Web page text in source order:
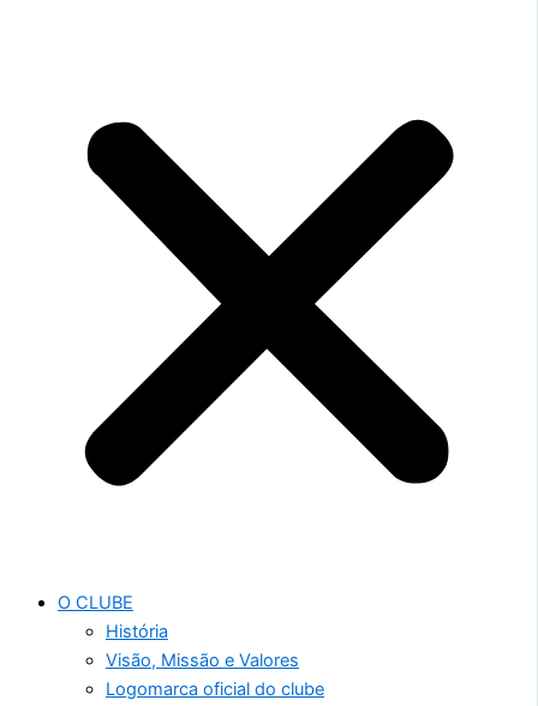
O CLUBE
História
Visão, Missão e Valores
Logomarca oficial do clube